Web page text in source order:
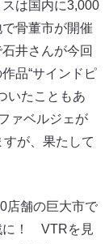
は国内に3,000
骨董市が開催
井さんが今回
品“サインドピ
いたこともあ
ァベルジェが
が、果たして
店舗の巨大市で
に！ VTRを見